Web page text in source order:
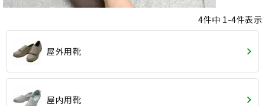
4件中 1-4件表示
屋外用靴
屋内用靴